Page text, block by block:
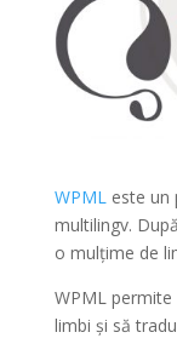
WPMLeste un
multilingv.
o mulțime de
WPML
limbi și să